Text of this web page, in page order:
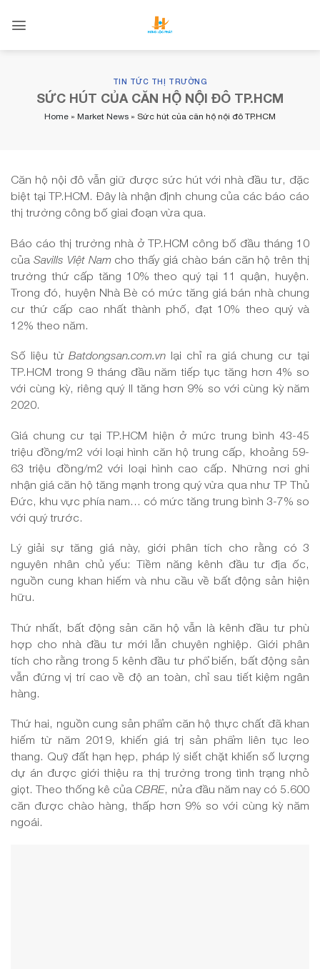
TIN TỨC THỊ TRƯỜNG
SỨC HÚT CỦA CĂN HỘ NỘI ĐÔ TP.HCM
Home » Market News » Sức hút của căn hộ nội đô TP.HCM
Căn hộ nội đô vẫn giữ được sức hút với nhà đầu tư, đặc
biệt tại TP.HCM. Đây là nhận định chung của các báo cáo
thị trường công bố giai đoạn vừa qua.
Báo cáo thị trường nhà ở TP.HCM công bố đầu tháng 10
của Savills Việt Nam cho thấy giá chào bán căn hộ trên thị
trường thứ cấp tăng 10% theo quý tại 11 quận, huyện.
Trong đó, huyện Nhà Bè có mức tăng giá bán nhà chung
cư thứ cấp cao nhất thành phố, đạt 10% theo quý và
12% theo năm.
Số liệu từBatdongsan.com.vn lại chỉ ra giá chung cư tại
TP.HCM trong 9 tháng đầu năm tiếp tục tăng hơn 4% so
với cùng kỳ, riêng quý II tăng hơn 9% so với cùng kỳ năm
2020.
Giá chung cư tại TP.HCM hiện ở mức trung bình 43-45
triệu đồng/m2 với loại hình căn hộ trung cấp, khoảng 59-
63 triệu đồng/m2 với loại hình cao cấp. Những nơi ghi
nhận giá căn hộ tăng mạnh trong quý vừa qua như TP Thủ
Đức, khu vực phía nam… có mức tăng trung bình 3-7% so
với quý trước.
Lý giải sự tăng giá này, giới phân tích cho rằng có 3
nguyên nhân chủ yếu: Tiềm năng kênh đầu tư địa ốc,
nguồn cung khan hiếm và nhu cầu về bất động sản hiện
hữu.
Thứ nhất, bất động sản căn hộ vẫn là kênh đầu tư phù
hợp cho nhà đầu tư mới lẫn chuyên nghiệp. Giới phân
tích cho rằng trong 5 kênh đầu tư phổ biến, bất động sản
vẫn đứng vị trí cao về độ an toàn, chỉ sau tiết kiệm ngân
hàng.
Thứ hai, nguồn cung sản phẩm căn hộ thực chất đã khan
hiếm từ năm 2019, khiến giá trị sản phẩm liên tục leo
thang. Quỹ đất hạn hẹp, pháp lý siết chặt khiến số lượng
dự án được giới thiệu ra thị trường trong tình trạng nhỏ
giọt. Theo thống kê củaCBRE, nửa đầu năm nay có 5.600
căn được chào hàng, thấp hơn 9% so với cùng kỳ năm
ngoái.